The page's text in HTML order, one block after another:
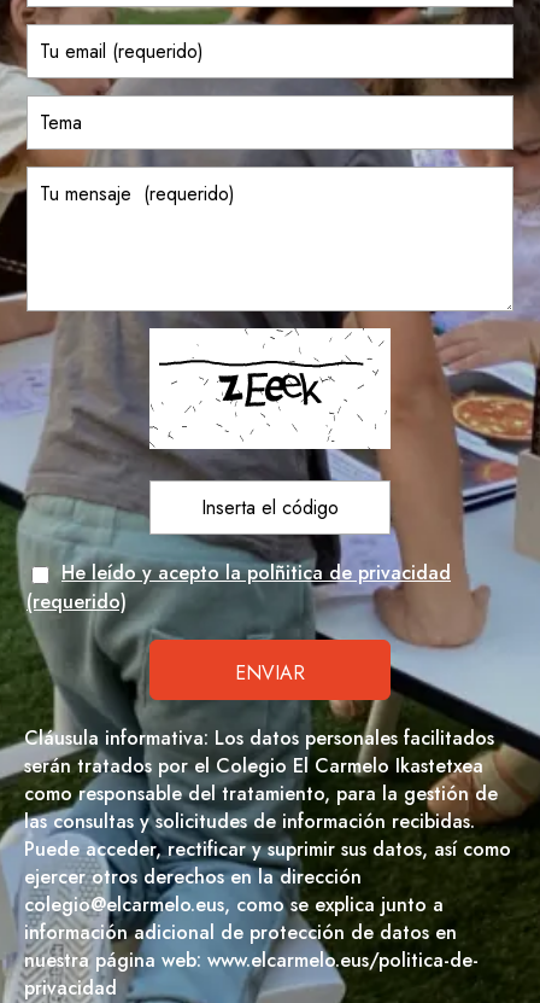
He leído y acepto la polñitica de privacidad
(requerido)
Cláusula informativa: Los datos personales facilitados
serán tratados por el Colegio El Carmelo Ikastetxea
como responsable del tratamiento, para la gestión de
las consultas y solicitudes de información recibidas.
Puede acceder, rectificar y suprimir sus datos, así como
ejercer otros derechos en la dirección
colegio@elcarmelo.eus, como se explica junto a
información adicional de protección de datos en
nuestra página web: www.elcarmelo.eus/politica-de-
privacidad